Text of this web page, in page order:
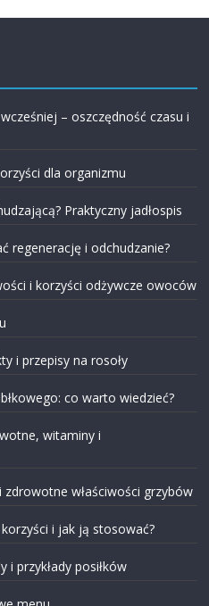
– oszczędność czasu i
dla organizmu
Praktyczny jadłospis
regenerację i odchudzanie?
i korzyści odżywcze owoców
i przepisy na rosoły
co warto wiedzieć?
witaminy i
właściwości grzybów
i jak ją stosować?
i przykłady posiłków